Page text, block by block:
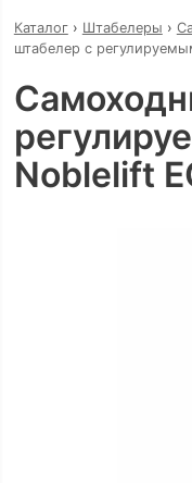
Каталог› Штабелеры ›
штабелер с
Noblelift